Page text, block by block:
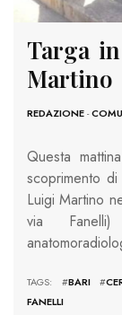
Targa
Martino
REDAZIONE-
Questa
scoprimento
Luigi Martino
via Fanelli)
TAGS: #BARI #
FANELLI